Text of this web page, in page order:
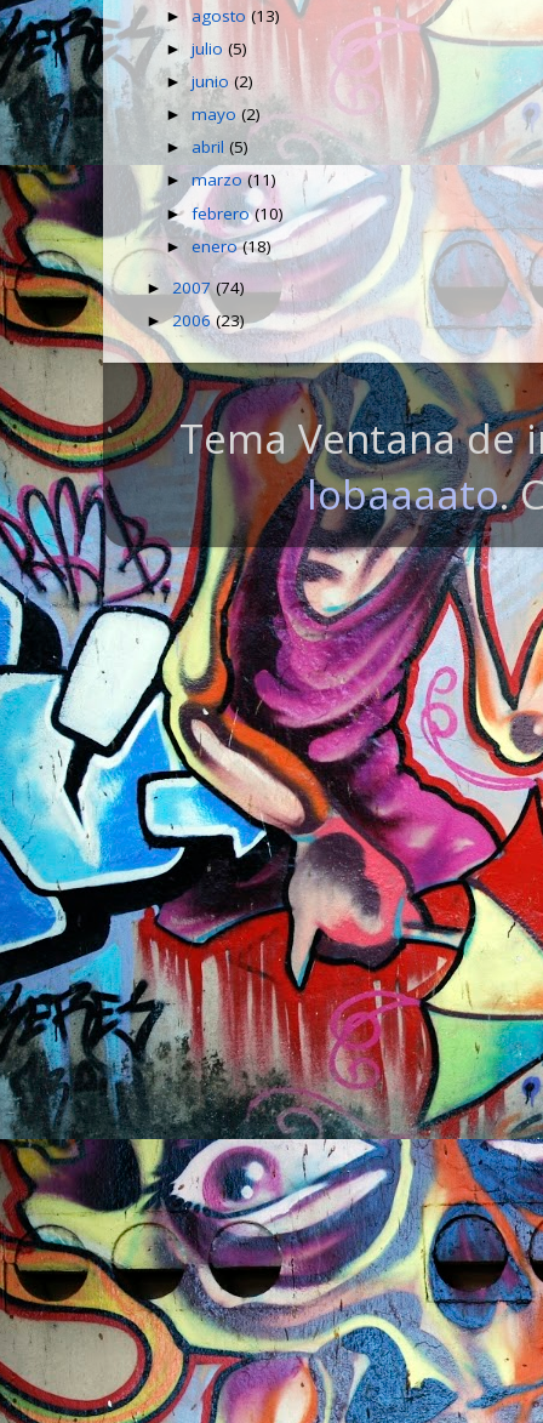
►agosto(13)
►julio(5)
►junio(2)
►mayo(2)
► abril(5)
►marzo(11)
►febrero(10)
►enero(18)
► 2007 (74)
►2006(23)
Tema Ventana de
lobaaaato.